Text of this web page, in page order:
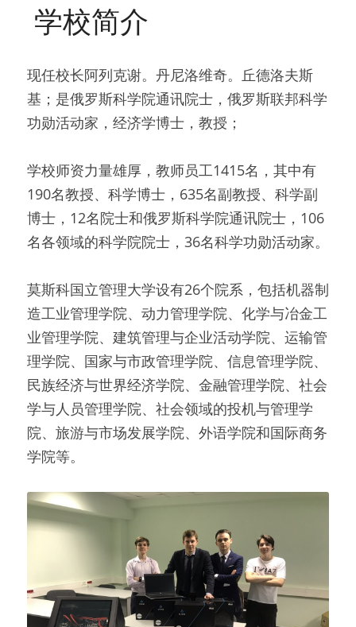
学校简介
现任校长阿列克谢。丹尼洛维奇。丘德洛夫斯
基；是俄罗斯科学院通讯院士，俄罗斯联邦科学
功勋活动家，经济学博士，教授；
学校师资力量雄厚，教师员工1415名，其中有
190名教授、科学博士，635名副教授、科学副
博士，12名院士和俄罗斯科学院通讯院士，106
名各领域的科学院院士，36名科学功勋活动家。
莫斯科国立管理大学设有26个院系，包括机器制
造工业管理学院、动力管理学院、化学与冶金工
业管理学院、建筑管理与企业活动学院、运输管
理学院、国家与市政管理学院、信息管理学院、
民族经济与世界经济学院、金融管理学院、社会
学与人员管理学院、社会领域的投机与管理学
院、旅游与市场发展学院、外语学院和国际商务
学院等。